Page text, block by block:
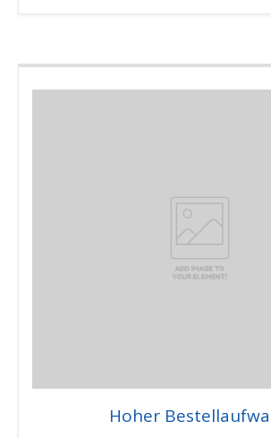
Hoher